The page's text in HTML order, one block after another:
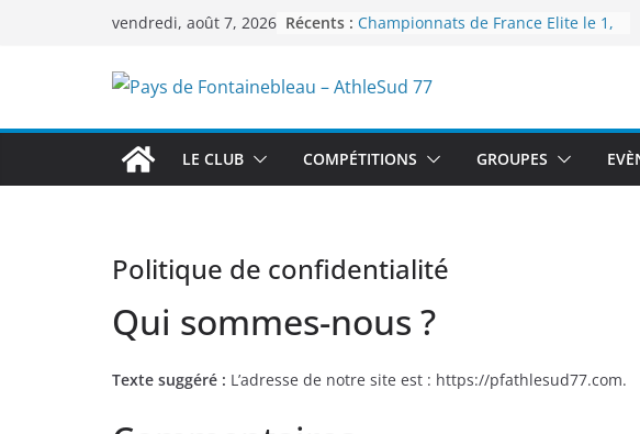
vendredi, août 7, 2026 Récents : Championnats de France Elite le 1,
Fréjus le 26 octobre 2025
automnal à Fontainebleau le 12
octobre 2025
septembre 2025
LE CLUB COMPÉTITIONS GROUPES
Politique de confidentialité
Qui sommes-nous ?
Texte suggéré : L’adresse de notre site est : https://pfathlesud77.com.